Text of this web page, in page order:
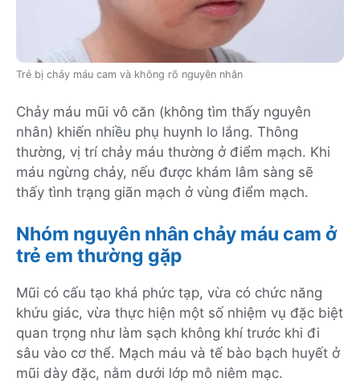
Trẻ bị chảy máu cam và không rõ nguyên nhân
Chảy máu mũi vô căn (không tìm thấy nguyên
nhân) khiến nhiều phụ huynh lo lắng. Thông
thường, vị trí chảy máu thường ở điểm mạch. Khi
máu ngừng chảy, nếu được khám lâm sàng sẽ
thấy tình trạng giãn mạch ở vùng điểm mạch.
Nhóm nguyên nhân chảy máu cam ở
trẻ em thường gặp
Mũi có cấu tạo khá phức tạp, vừa có chức năng
khứu giác, vừa thực hiện một số nhiệm vụ đặc biệt
quan trọng như làm sạch không khí trước khi đi
sâu vào cơ thể. Mạch máu và tế bào bạch huyết ở
mũi dày đặc, nằm dưới lớp mô niêm mạc.